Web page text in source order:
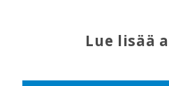
Lue lisää